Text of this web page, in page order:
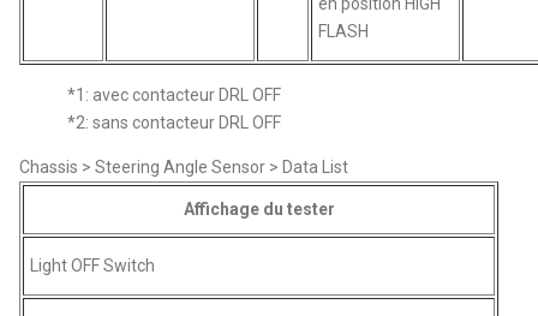
en position HIGH
FLASH
*1: avec contacteur DRL OFF
*2: sans contacteur DRL OFF
Chassis > Steering Angle Sensor > Data List
Affichage du tester
Light OFF Switch